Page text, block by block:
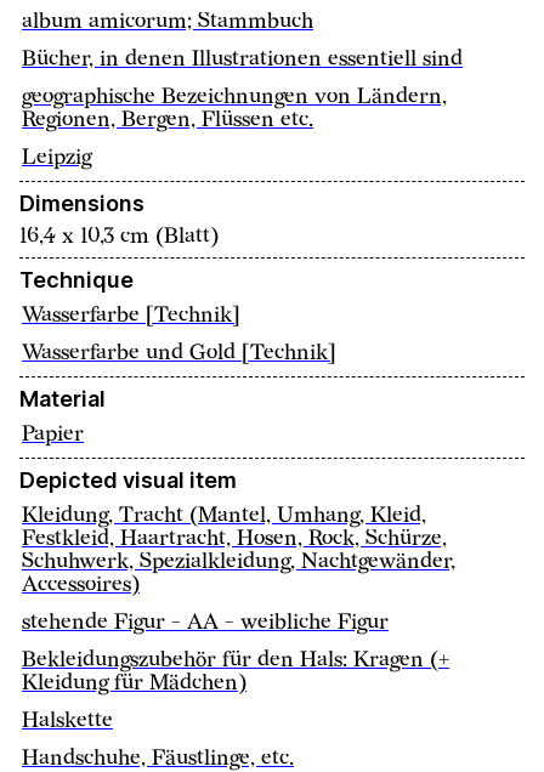
album amicorum; Stammbuch
Bücher, in denen Illustrationen essentiell sind
geographische Bezeichnungen von Ländern,
Regionen, Bergen, Flüssen etc.
Leipzig
Dimensions
16,4 x 10,3 cm (Blatt)
Technique
Wasserfarbe [Technik]
Wasserfarbe und Gold [Technik]
Material
Papier
Depicted visual item
Kleidung, Tracht (Mantel, Umhang, Kleid,
Festkleid, Haartracht, Hosen, Rock, Schürze,
Schuhwerk, Spezialkleidung, Nachtgewänder,
Accessoires)
stehende Figur - AA - weibliche Figur
Bekleidungszubehör für den Hals: Kragen (+
Kleidung für Mädchen)
Halskette
Handschuhe, Fäustlinge, etc.